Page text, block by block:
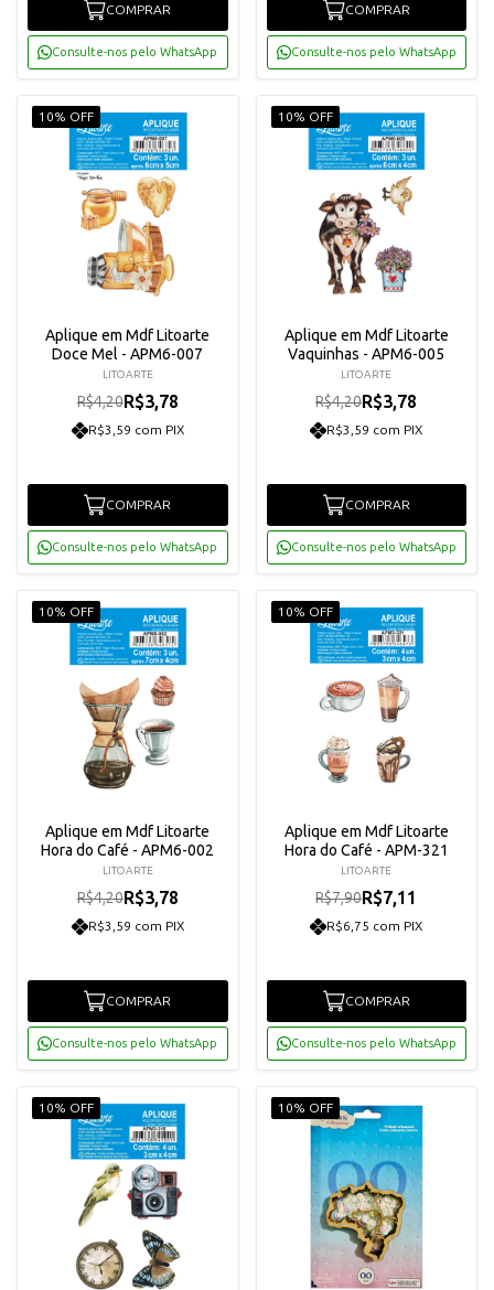
COMPRAR
Consulte-nos pelo WhatsApp
COMPRAR
Consulte-nos pelo WhatsApp
10% OFF
Aplique em Mdf Litoarte
Doce Mel - APM6-007
LITOARTE
R$4,20R$3,78
R$3,59 com PIX
COMPRAR
Consulte-nos pelo WhatsApp
10% OFF
Aplique em Mdf Litoarte
Vaquinhas - APM6-005
LITOARTE
R$4,20R$3,78
R$3,59 com PIX
COMPRAR
Consulte-nos pelo WhatsApp
10% OFF
Aplique em Mdf Litoarte
Hora do Café - APM6-002
LITOARTE
R$4,20R$3,78
R$3,59 com PIX
COMPRAR
Consulte-nos pelo WhatsApp
10% OFF
Aplique em Mdf Litoarte
Hora do Café - APM-321
LITOARTE
R$7,90R$7,11
R$6,75 com PIX
COMPRAR
Consulte-nos pelo WhatsApp
10% OFF 10% OFF